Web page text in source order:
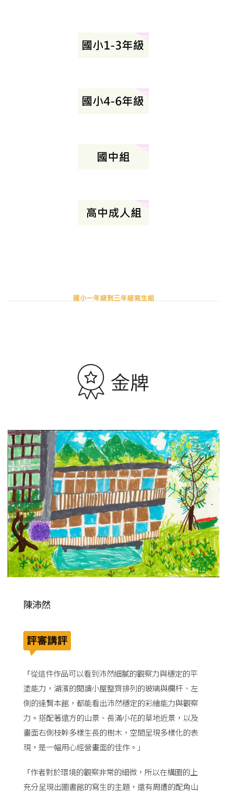
陳沛然
「從這件作品可以看到沛然細膩的觀察力與穩定的平
塗能力，湖濱的閱讀小屋整齊排列的玻璃與欄杆、左
側的達賢本館，都能看出沛然穩定的彩繪能力與觀察
力。搭配著遠方的山景、長滿小花的草地近景，以及
畫面右側枝幹多樣生長的樹木，空間呈現多樣化的表
現，是一幅用心經營畫面的佳作。」
「作者對於環境的觀察非常的細微，所以在構圖的上
充分呈現出圖書館的寫生的主題，還有周遭的配角山